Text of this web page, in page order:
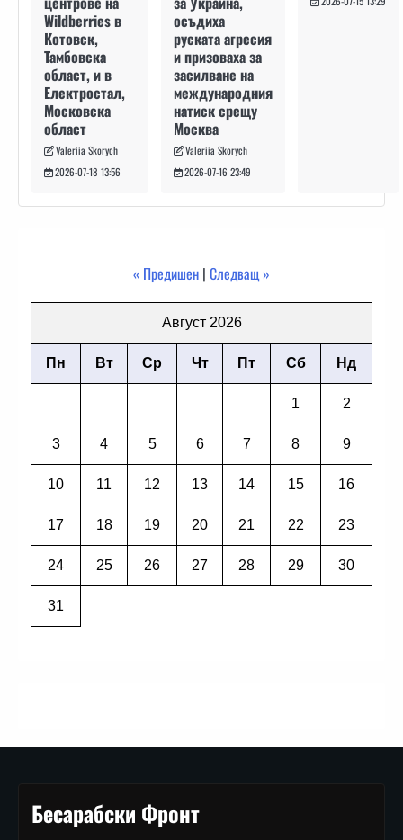
Wildberries в
Котовск,
Тамбовска
област, и в
Електростал,
Московска
област
Valeriia Skorych
2026-07-18 13:56
осъдиха
руската агресия
и призоваха за
засилване на
международния
натиск срещу
Москва
Valeriia Skorych
2026-07-16 23:49
« Предишен | Следващ »
Август 2026
Пн Вт Ср Чт Пт Сб Нд
1 2
3 4 5 6 7 8 9
10 11 12 13 14 15 16
17 18 19 20 21 22 23
24 25 26 27 28 29 30
31
Бесарабски Фронт